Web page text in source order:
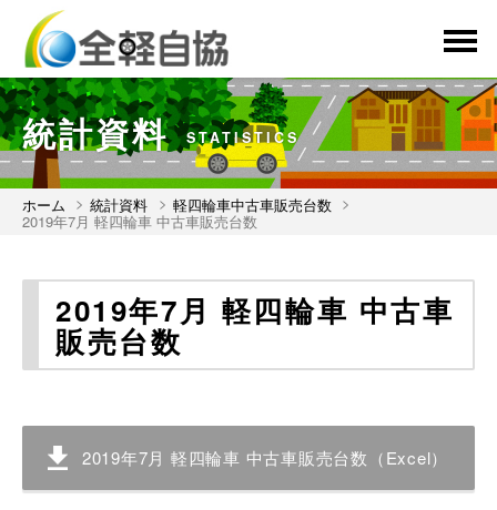
統計資料 STATISTICS
ホーム 統計資料 軽四輪車中古車販売台数
2019年7月 軽四輪車 中古車販売台数
2019年7月 軽四輪車 中古車
販売台数
2019年7月 軽四輪車 中古車販売台数（Excel）